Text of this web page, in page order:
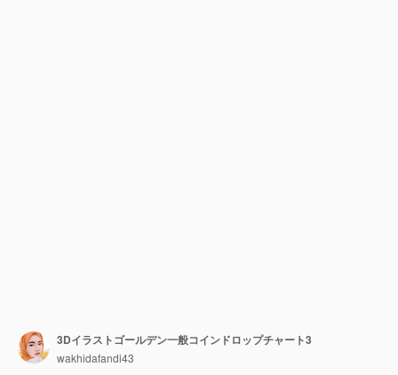
3Dイラストゴールデン一般コインドロップチャート3
wakhidafandi43